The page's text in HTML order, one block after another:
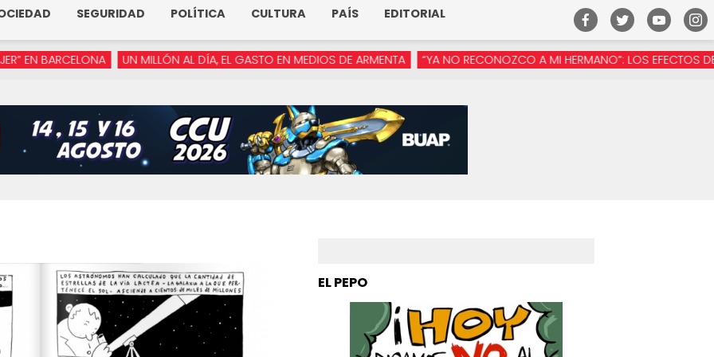
SEGURIDAD POLÍTICA CULTURA PAÍS
EDITORIAL
UN MILLÓN AL DÍA, EL GASTO EN MEDIOS DE ARMENTA “YA NO RECONOZCO A MI HERMANO”: LOS EFECTOS DE LA
EL PEPO